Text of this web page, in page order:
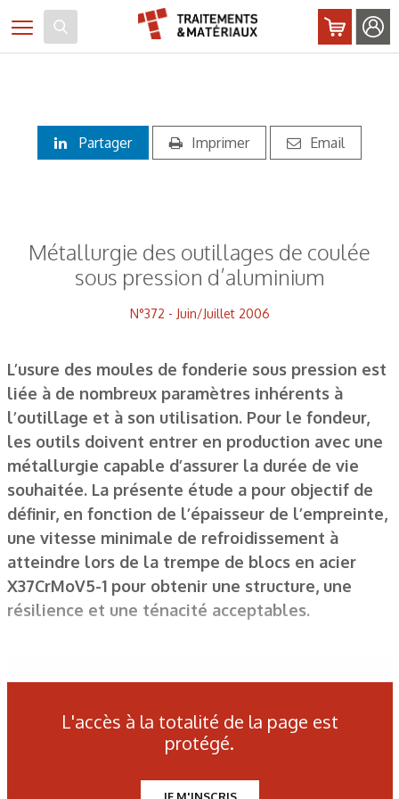
Toggle navigation
Partager Imprimer Email
Métallurgie des outillages de coulée
sous pression d’aluminium
N°372 - Juin/Juillet 2006
L’usure des moules de fonderie sous pression est
liée à de nombreux paramètres inhérents à
l’outillage et à son utilisation. Pour le fondeur,
les outils doivent entrer en production avec une
métallurgie capable d’assurer la durée de vie
souhaitée. La présente étude a pour objectif de
définir, en fonction de l’épaisseur de l’empreinte,
une vitesse minimale de refroidissement à
atteindre lors de la trempe de blocs en acier
X37CrMoV5-1 pour obtenir une structure, une
résilience et une ténacité acceptables.
Figure 1. Grattons et faïençage : répliques de fissures de
1 000 °C : représentation des différents domaines de
L'accès à la totalité de la page est
protégé.
Panneau de gestion des cookies